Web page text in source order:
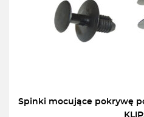
Spinki mocujące pokrywę